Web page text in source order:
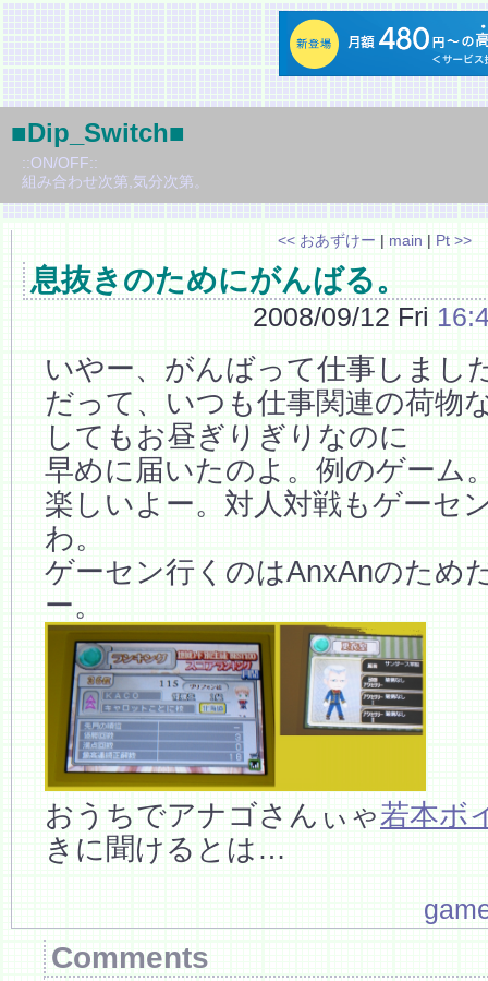
■Dip_Switch■
::ON/OFF::
組み合わせ次第,気分次第。
<< おあずけー | main | Pt >>
息抜きのためにがんばる。
2008/09/12 Fri
いやー、がんばって仕事しまし
だって、いつも仕事関連の荷物
してもお昼ぎりぎりなのに
早めに届いたのよ。例のゲーム
楽しいよー。対人対戦もゲーセ
わ。
ゲーセン行くのはAnxAnのため
ー。
おうちでアナゴさんぃゃ若本ボ
きに聞けるとは…
Comments